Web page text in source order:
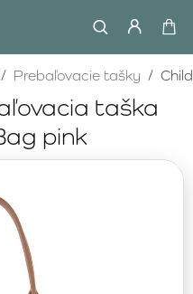
taška
pink
Prebaľovacie tašky